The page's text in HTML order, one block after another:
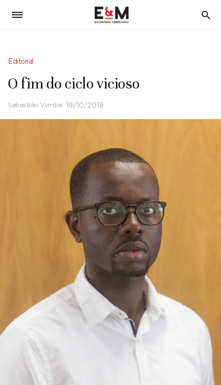
5
Editorial
O fim do ciclo vicioso
Sebastião Vemba 19/10/2018